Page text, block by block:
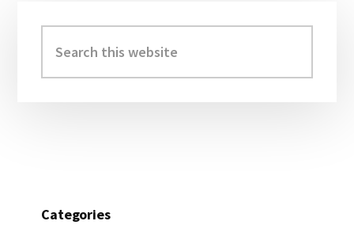
Sidebar
this
website
Categories